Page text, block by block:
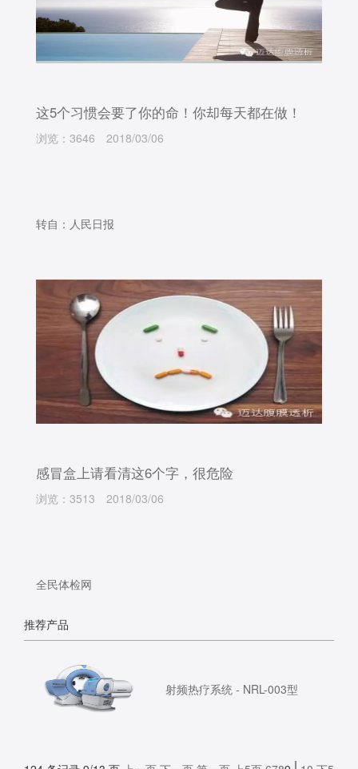
这5个习惯会要了你的命！你却每天都在做！
浏览：3646 2018/03/06
转自：人民日报
感冒盒上请看清这6个字，很危险
浏览：3513 2018/03/06
全民体检网
推荐产品
射频热疗系统 - NRL-003型